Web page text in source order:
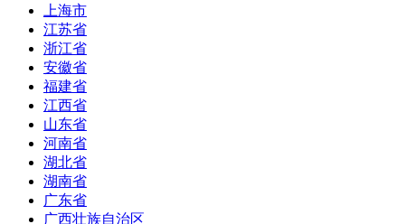
上海市
江苏省
浙江省
安徽省
福建省
江西省
山东省
河南省
湖北省
湖南省
广东省
广西壮族自治区